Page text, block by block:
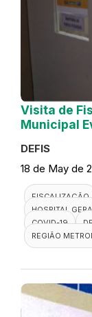
Visita de
Municipal
DEFIS
18 de May de
FISCALIZAÇÃO
HOSPITAL
COVID-19
REGIÃO